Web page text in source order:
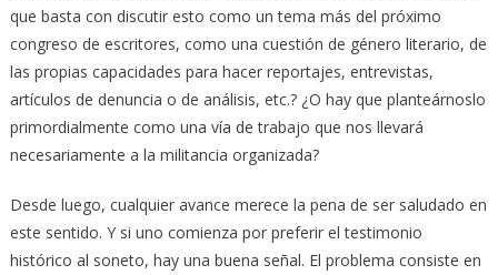
que basta con discutir esto como un tema más del próximo
congreso de escritores, como una cuestión de género literario, de
las propias capacidades para hacer reportajes, entrevistas,
artículos de denuncia o de análisis, etc.? ¿O hay que planteárnoslo
primordialmente como una vía de trabajo que nos llevará
necesariamente a la militancia organizada?
Desde luego, cualquier avance merece la pena de ser saludado en
este sentido. Y si uno comienza por preferir el testimonio
histórico al soneto, hay una buena señal. El problema consiste en